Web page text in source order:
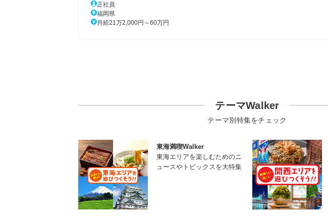
正社員
福岡県
月給21万2,000円～60万円
テーマWalker
テーマ別特集をチェック
東海満喫Walker
東海エリアを楽しむためのニ
ュースやトピックスを大特集